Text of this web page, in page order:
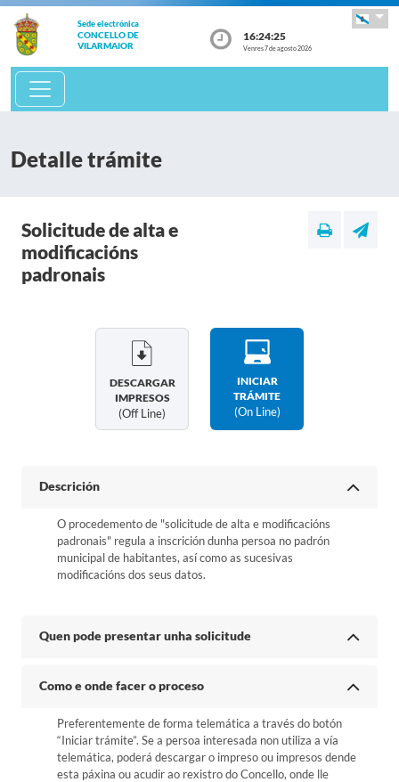
Sede electrónica
CONCELLO DE
VILARMAIOR
16:24:25
Venres 7 de agosto 2026
Detalle trámite
Solicitude de alta e
modificacións
padronais
DESCARGAR
IMPRESOS
(off Line)
INICIAR
TRÁMITE
(on Line)
Descrición
O procedemento de "solicitude de alta e modificacións
padronais" regula a inscrición dunha persoa no padrón
municipal de habitantes, así como as sucesivas
modificacións dos seus datos.
Quen pode presentar unha solicitude
Como e onde facer o proceso
Preferentemente de forma telemática a través do botón
“Iniciar trámite”. Se a persoa interesada non utiliza a vía
telemática, poderá descargar o impreso ou impresos dende
esta páxina ou acudir ao rexistro do Concello, onde lle